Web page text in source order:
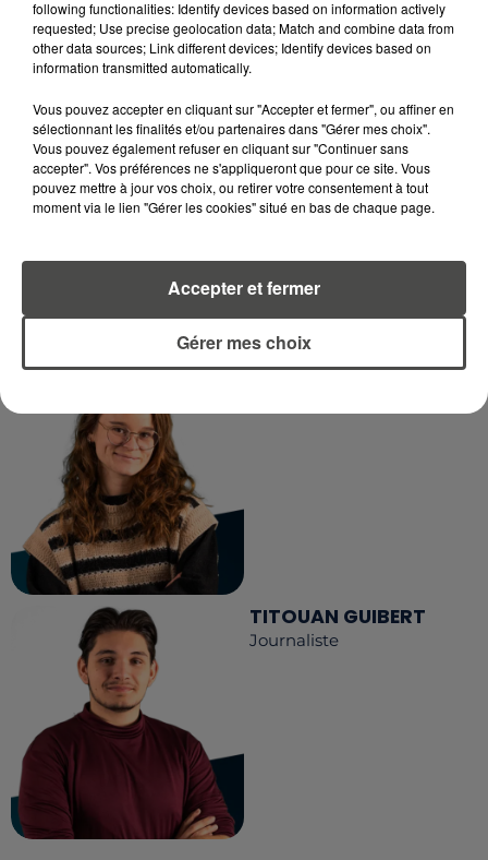
LA RÉDACTION
RCA
Voir toute l'équipe RCA
DIMITRI COUTAND
Journaliste
MARGOT DOUÉTIL
TITOUAN GUIBERT
Journaliste
following functionalities: Identify devices based on information actively
requested; Use precise geolocation data; Match and combine data from
other data sources; Link different devices; Identify devices based on
information transmitted automatically.
Vous pouvez accepter en cliquant sur "Accepter et fermer", ou affiner en
sélectionnant les finalités et/ou partenaires dans "Gérer mes choix".
Vous pouvez également refuser en cliquant sur "Continuer sans
accepter". Vos préférences ne s'appliqueront que pour ce site. Vous
pouvez mettre à jour vos choix, ou retirer votre consentement à tout
moment via le lien "Gérer les cookies" situé en bas de chaque page.
Gérer mes choix
Accepter et fermer